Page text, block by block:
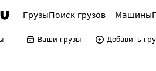
ГрузыПоиск грузов Машины
Ваши грузы Добавить